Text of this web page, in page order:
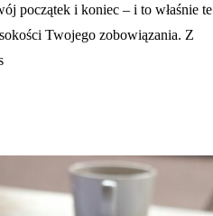
początek i koniec – i to właśnie te
Twojego zobowiązania. Z